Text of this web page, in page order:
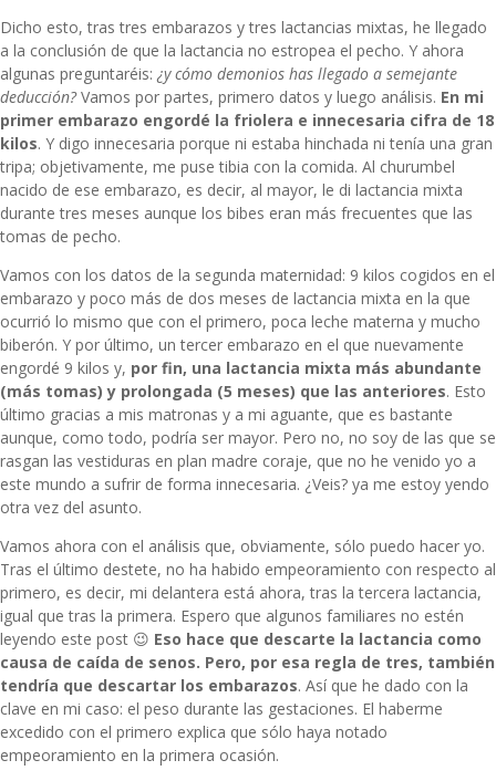
Dicho esto, tras tres embarazos y tres lactancias mixtas, he llegado
a la conclusión de que la lactancia no estropea el pecho. Y ahora
algunas preguntaréis: ¿y cómo demonios has llegado a semejante
deducción?Vamos por partes, primero datos y luego análisis. En mi
primer embarazo engordé la friolera e innecesaria cifra de 18
kilos. Y digo innecesaria porque ni estaba hinchada ni tenía una gran
tripa; objetivamente, me puse tibia con la comida. Al churumbel
nacido de ese embarazo, es decir, al mayor, le di lactancia mixta
durante tres meses aunque los bibes eran más frecuentes que las
tomas de pecho.
Vamos con los datos de la segunda maternidad: 9 kilos cogidos en el
embarazo y poco más de dos meses de lactancia mixta en la que
ocurrió lo mismo que con el primero, poca leche materna y mucho
biberón. Y por último, un tercer embarazo en el que nuevamente
engordé 9 kilos y, por fin, una lactancia mixta más abundante
(más tomas) y prolongada (5 meses) que las anteriores. Esto
último gracias a mis matronas y a mi aguante, que es bastante
aunque, como todo, podría ser mayor. Pero no, no soy de las que se
rasgan las vestiduras en plan madre coraje, que no he venido yo a
este mundo a sufrir de forma innecesaria. ¿Veis? ya me estoy yendo
otra vez del asunto.
Vamos ahora con el análisis que, obviamente, sólo puedo hacer yo.
Tras el último destete, no ha habido empeoramiento con respecto al
primero, es decir, mi delantera está ahora, tras la tercera lactancia,
igual que tras la primera. Espero que algunos familiares no estén
leyendo este post 😉 Eso hace que descarte la lactancia como
causa de caída de senos. Pero, por esa regla de tres, también
tendría que descartar los embarazos. Así que he dado con la
clave en mi caso: el peso durante las gestaciones. El haberme
excedido con el primero explica que sólo haya notado
empeoramiento en la primera ocasión.